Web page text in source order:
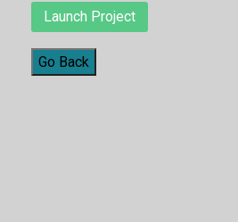
Launch Project
Go Back